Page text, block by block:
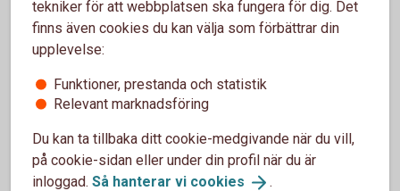
En budget ger koll
jämför med dina tänkta utgifter kommande månad,
och räkna ihop summan. Nu har du gjort en budget.
Ta hjälp av vårt budgetverktyg
tekniker för att webbplatsen ska fungera för dig. Det
finns även cookies du kan välja som förbättrar din
upplevelse:
Funktioner, prestanda och statistik
Relevant marknadsföring
Du kan ta tillbaka ditt cookie-medgivande när du vill,
på cookie-sidan eller under din profil när du är
inloggad. Så hanterar vi cookies .